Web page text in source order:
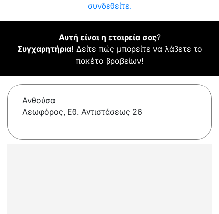
συνδεθείτε.
Αυτή είναι η εταιρεία σας?
Συγχαρητήρια! Δείτε πώς μπορείτε να λάβετε το
πακέτο βραβείων!
Ανθούσα
Λεωφόρος, Εθ. Αντιστάσεως 26